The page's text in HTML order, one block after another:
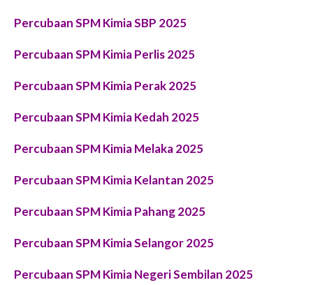
Percubaan SPM Kimia SBP 2025
Percubaan SPM Kimia Perlis 2025
Percubaan SPM Kimia Perak 2025
Percubaan SPM Kimia Kedah 2025
Percubaan SPM Kimia Melaka 2025
Percubaan SPM Kimia Kelantan 2025
Percubaan SPM Kimia Pahang 2025
Percubaan SPM Kimia Selangor 2025
Percubaan SPM Kimia Negeri Sembilan 2025